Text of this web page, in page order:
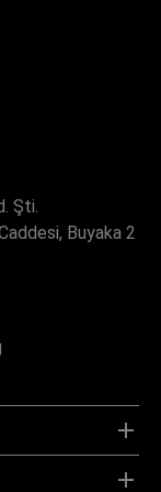
Şti.
Buyaka 2